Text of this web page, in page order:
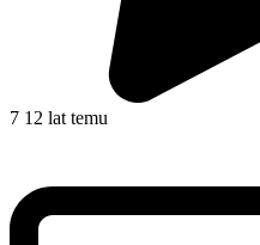
7 12 lat temu